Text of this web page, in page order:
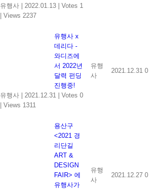
유행사
2022.01.13
Votes 1
Views 2237
유행사 x
데리다 -
와디즈에
서 2022년
달력 펀딩
진행중!
유행사
2021.12.31
Votes 0
Views 1311
유행
사
2021.12.31 0
용산구
<2021 경
리단길
ART &
DESIGN
FAIR> 에
유행사가
유행
사
2021.12.27 0